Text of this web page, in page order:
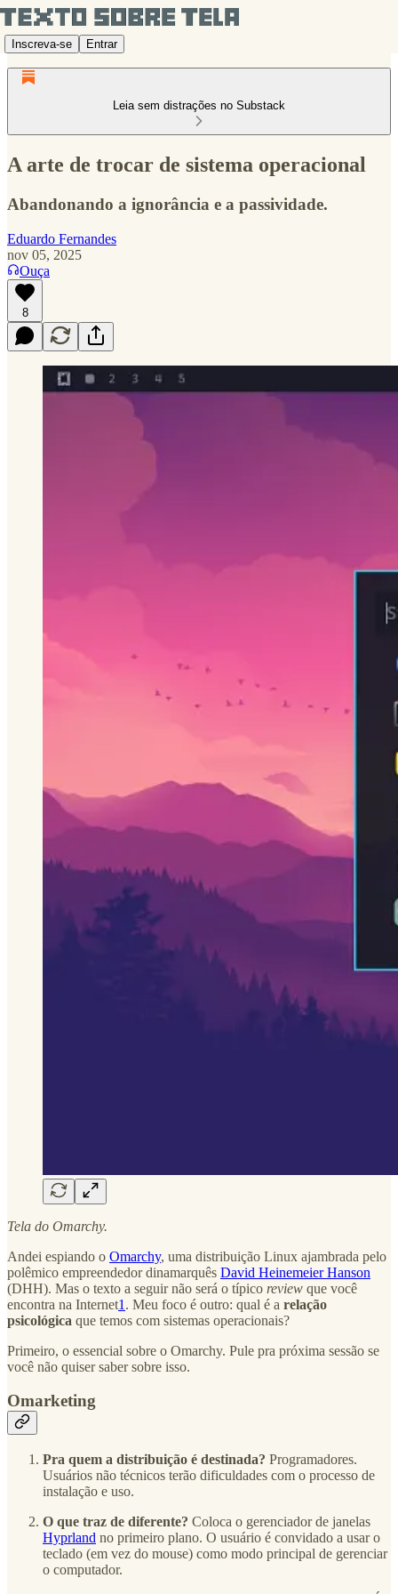
Inscreva-se Entrar
Leia sem distrações no Substack
A arte de trocar de sistema operacional
Abandonando a ignorância e a passividade.
Eduardo Fernandes
nov 05, 2025
Ouça
8
Tela do Omarchy.
Andei espiando o Omarchy, uma distribuição Linux ajambrada pelo
polêmico empreendedor dinamarquês David Heinemeier Hanson
(DHH). Mas o texto a seguir não será o típico review que você
encontra na Internet1 . Meu foco é outro: qual é a relação
psicológica que temos com sistemas operacionais?
Primeiro, o essencial sobre o Omarchy. Pule pra próxima sessão se
você não quiser saber sobre isso.
Omarketing
Pra quem a distribuição é destinada? Programadores.
Usuários não técnicos terão dificuldades com o processo de
instalação e uso.
O que traz de diferente? Coloca o gerenciador de janelas
Hyprland no primeiro plano. O usuário é convidado a usar o
teclado (em vez do mouse) como modo principal de gerenciar
o computador.